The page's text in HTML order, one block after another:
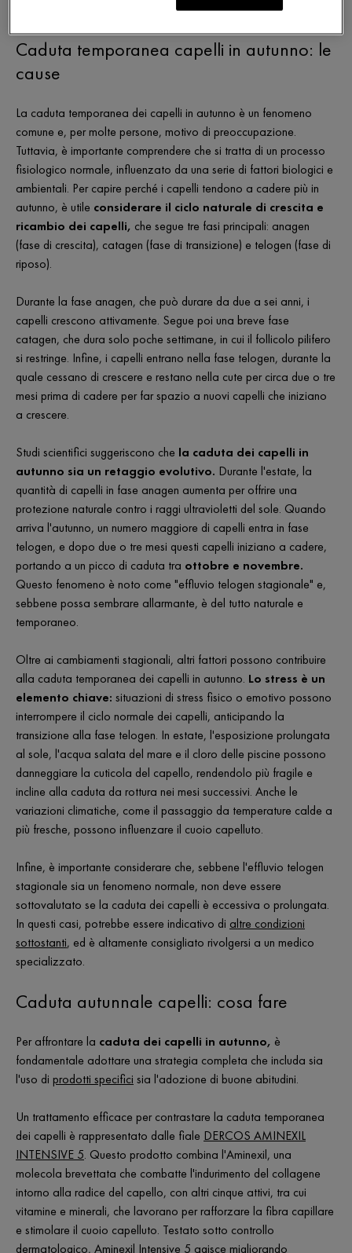
che influenzano il ciclo di vita dei nostri capelli.
Caduta temporanea capelli in autunno: le
cause
La caduta temporanea dei capelli in autunno è un fenomeno
comune e, per molte persone, motivo di preoccupazione.
Tuttavia, è importante comprendere che si tratta di un processo
fisiologico normale, influenzato da una serie di fattori biologici e
ambientali. Per capire perché i capelli tendono a cadere più in
autunno, è utile considerare il ciclo naturale di crescita e
ricambio dei capelli, che segue tre fasi principali: anagen
(fase di crescita), catagen (fase di transizione) e telogen (fase di
riposo).
Durante la fase anagen, che può durare da due a sei anni, i
capelli crescono attivamente. Segue poi una breve fase
catagen, che dura solo poche settimane, in cui il follicolo pilifero
si restringe. Infine, i capelli entrano nella fase telogen, durante la
quale cessano di crescere e restano nella cute per circa due o tre
mesi prima di cadere per far spazio a nuovi capelli che iniziano
a crescere.
Studi scientifici suggeriscono che la caduta dei capelli in
autunno sia un retaggio evolutivo. Durante l'estate, la
quantità di capelli in fase anagen aumenta per offrire una
protezione naturale contro i raggi ultravioletti del sole. Quando
arriva l'autunno, un numero maggiore di capelli entra in fase
telogen, e dopo due o tre mesi questi capelli iniziano a cadere,
portando a un picco di caduta tra ottobre e novembre.
Questo fenomeno è noto come "effluvio telogen stagionale" e,
sebbene possa sembrare allarmante, è del tutto naturale e
temporaneo.
Oltre ai cambiamenti stagionali, altri fattori possono contribuire
alla caduta temporanea dei capelli in autunno. Lo stress è un
elemento chiave: situazioni di stress fisico o emotivo possono
interrompere il ciclo normale dei capelli, anticipando la
transizione alla fase telogen. In estate, l'esposizione prolungata
al sole, l'acqua salata del mare e il cloro delle piscine possono
danneggiare la cuticola del capello, rendendolo più fragile e
incline alla caduta da rottura nei mesi successivi. Anche le
variazioni climatiche, come il passaggio da temperature calde a
più fresche, possono influenzare il cuoio capelluto.
Infine, è importante considerare che, sebbene l'effluvio telogen
stagionale sia un fenomeno normale, non deve essere
sottovalutato se la caduta dei capelli è eccessiva o prolungata.
In questi casi, potrebbe essere indicativo di altre condizioni
sottostanti, ed è altamente consigliato rivolgersi a un medico
specializzato.
Caduta autunnale capelli: cosa fare
Per affrontare la caduta dei capelli in autunno, è
fondamentale adottare una strategia completa che includa sia
l'uso di prodotti specifici sia l'adozione di buone abitudini.
Un trattamento efficace per contrastare la caduta temporanea
dei capelli è rappresentato dalle fiale DERCOS AMINEXIL
INTENSIVE 5. Questo prodotto combina l'Aminexil, una
molecola brevettata che combatte l'indurimento del collagene
intorno alla radice del capello, con altri cinque attivi, tra cui
vitamine e minerali, che lavorano per rafforzare la fibra capillare
e stimolare il cuoio capelluto. Testato sotto controllo
dermatologico, Aminexil Intensive 5 agisce migliorando